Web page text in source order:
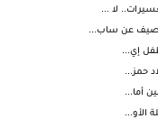
لا ...
الصيف عن ساب...
إي...
حمز...
أما...
الأو...